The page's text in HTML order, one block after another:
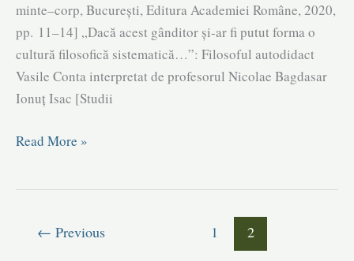
minte–corp, Bucureşti, Editura Academiei Române, 2020,
pp. 11–14] „Dacă acest gânditor și-ar fi putut forma o
cultură filosofică sistematică…”: Filosoful autodidact
Vasile Conta interpretat de profesorul Nicolae Bagdasar
Ionuț Isac [Studii
Volumul
Read More »
← Previous 1 2